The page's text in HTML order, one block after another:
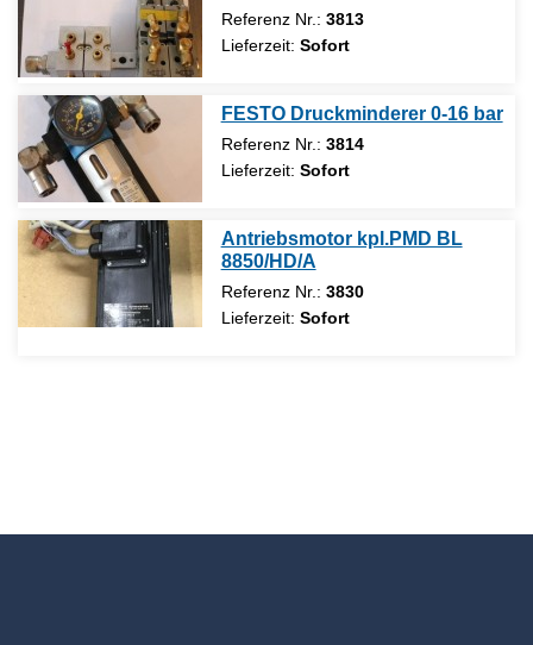
Referenz Nr.: 3813
Lieferzeit: Sofort
FESTO Druckminderer 0-16 bar
Referenz Nr.: 3814
Lieferzeit: Sofort
Antriebsmotor kpl.PMD BL
8850/HD/A
Referenz Nr.: 3830
Lieferzeit: Sofort